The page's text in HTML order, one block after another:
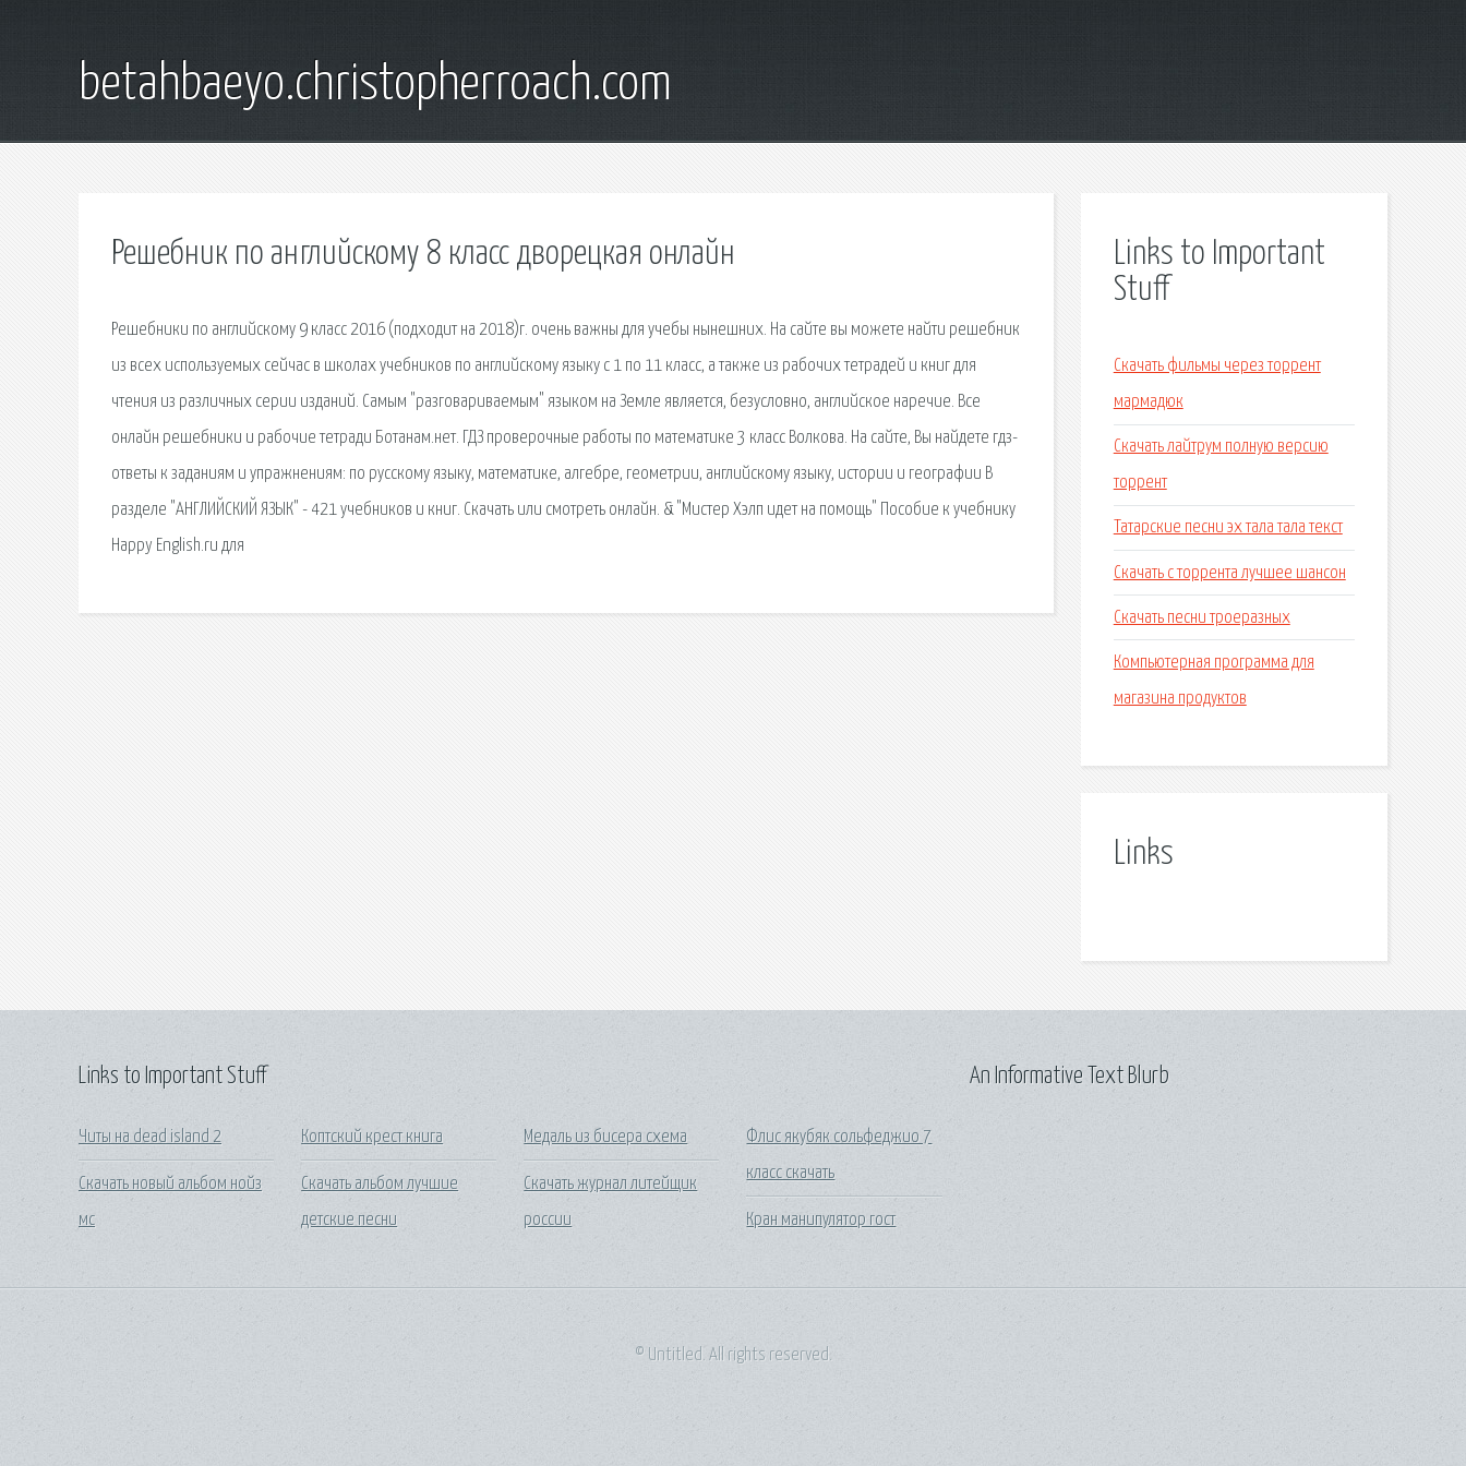
betahbaeyo.christopherroach.com
Решебник по английскому 8 класс дворецкая онлайн
Решебники по английскому 9 класс 2016 (подходит на 2018)г. очень важны для учебы нынешних. На сайте вы можете найти решебник
из всех используемых сейчас в школах учебников по английскому языку с 1 по 11 класс, а также из рабочих тетрадей и книг для
чтения из различных серии изданий. Самым "разговариваемым" языком на Земле является, безусловно, английское наречие. Все
онлайн решебники и рабочие тетради Ботанам.нет. ГДЗ проверочные работы по математике 3 класс Волкова. На сайте, Вы найдете гдз-
ответы к заданиям и упражнениям: по русскому языку, математике, алгебре, геометрии, английскому языку, истории и географии В
разделе "АНГЛИЙСКИЙ ЯЗЫК" - 421 учебников и книг. Скачать или смотреть онлайн. & "Мистер Хэлп идет на помощь" Пособие к учебнику
Happy English.ru для
Links to Important
Stuff
Скачать фильмы через торрент
мармадюк
Скачать лайтрум полную версию
торрент
Татарские песни эх тала тала текст
Скачать с торрента лучшее шансон
Скачать песни троеразных
Компьютерная программа для
магазина продуктов
Links
Links to Important Stuff
Читы на dead island 2
Скачать новый альбом нойз
мс
Коптский крест книга
Скачать альбом лучшие
детские песни
Медаль из бисера схема
Скачать журнал литейщик
россии
Флис якубяк сольфеджио 7
класс скачать
Кран манипулятор гост
An Informative Text Blurb
© Untitled. All rights reserved.